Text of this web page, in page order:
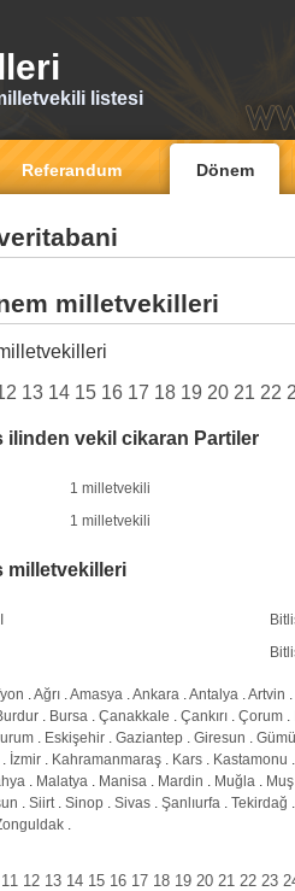
listesi
Referandum Dönem
milletvekilleri
13 14 15 16 17 18 19 20 21 22
ilinden vekil cikaran Partiler
1 milletvekili
1 milletvekili
milletvekilleri
.Ağrı .Amasya .Ankara .Antalya .Artvin .
. Bursa . Çanakkale . Çankırı . Çorum .
. Eskişehir . Gaziantep . Giresun .
. İzmir . Kahramanmaraş . Kars . Kastamonu
. Malatya . Manisa . Mardin . Muğla . Muş
. Siirt. Sinop . Sivas . Şanlıurfa . Tekirdağ
.
11 12 13 14 15 16 17 18 19 20 21 22 23